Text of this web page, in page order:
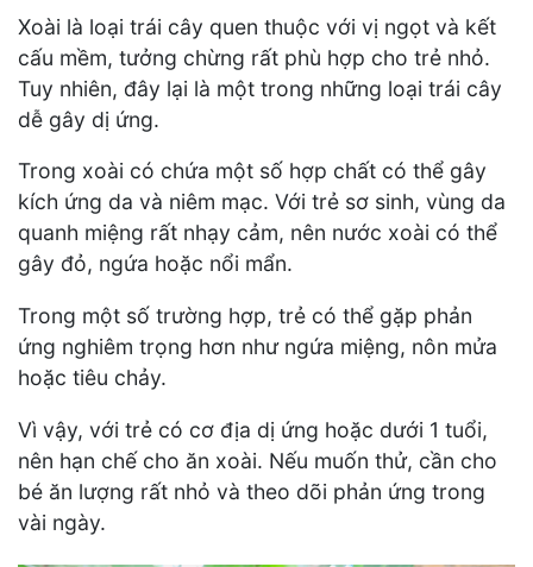
Xoài là loại trái cây quen thuộc với vị ngọt và kết
cấu mềm, tưởng chừng rất phù hợp cho trẻ nhỏ.
Tuy nhiên, đây lại là một trong những loại trái cây
dễ gây dị ứng.
Trong xoài có chứa một số hợp chất có thể gây
kích ứng da và niêm mạc. Với trẻ sơ sinh, vùng da
quanh miệng rất nhạy cảm, nên nước xoài có thể
gây đỏ, ngứa hoặc nổi mẩn.
Trong một số trường hợp, trẻ có thể gặp phản
ứng nghiêm trọng hơn như ngứa miệng, nôn mửa
hoặc tiêu chảy.
Vì vậy, với trẻ có cơ địa dị ứng hoặc dưới 1 tuổi,
nên hạn chế cho ăn xoài. Nếu muốn thử, cần cho
bé ăn lượng rất nhỏ và theo dõi phản ứng trong
vài ngày.